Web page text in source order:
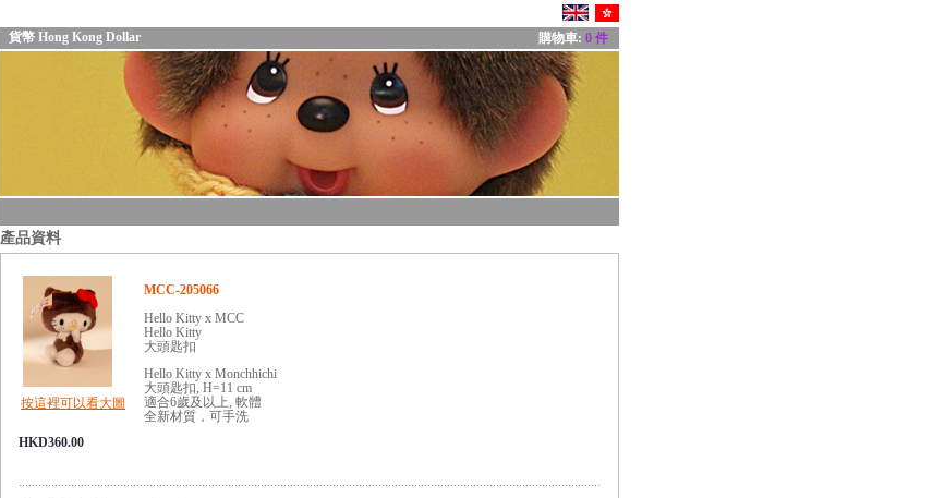
貨幣 Hong Kong Dollar 購物車: 0 件
產品資料
按這裡可以看大圖
MCC-205066
Hello Kitty x MCC
Hello Kitty
大頭匙扣
Hello Kitty x Monchhichi
大頭匙扣, H=11 cm
適合6歲及以上, 軟體
全新材質，可手洗
HKD360.00